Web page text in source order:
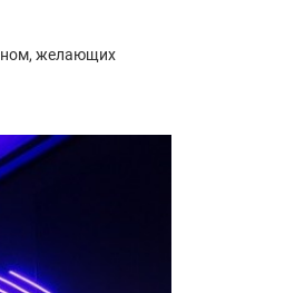
желающих